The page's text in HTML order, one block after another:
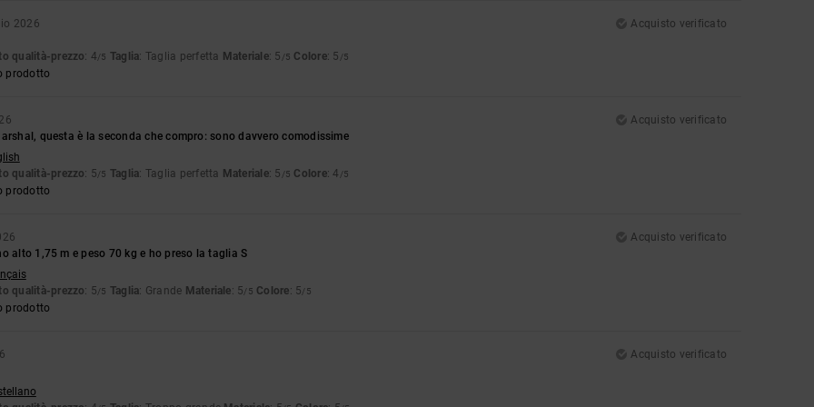
2026 Acquisto verificato
qualità-prezzo: 4/5 Taglia: Taglia perfetta Materiale: 5 /5 Colore: 5 /5
prodotto
Acquisto verificato
questa è la seconda che compro: sono davvero comodissime
qualità-prezzo: 5/5 Taglia: Taglia perfetta Materiale: 5 /5 Colore: 4 /5
prodotto
Acquisto verificato
alto 1,75 m e peso 70 kg e ho preso la taglia S
qualità-prezzo: 5/5 Taglia: Grande Materiale: 5/5 Colore: 5/5
prodotto
Acquisto verificato